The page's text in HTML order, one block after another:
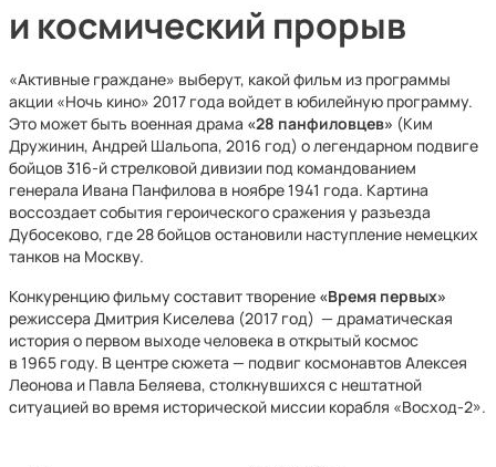
и космический прорыв
«Активные граждане» выберут, какой фильм из программы
акции «Ночь кино» 2017 года войдет в юбилейную программу.
Это может быть военная драма «28 панфиловцев» (Ким
Дружинин, Андрей Шальопа, 2016 год) о легендарном подвиге
бойцов 316-й стрелковой дивизии под командованием
генерала Ивана Панфилова в ноябре 1941 года. Картина
воссоздает события героического сражения у разъезда
Дубосеково, где 28 бойцов остановили наступление немецких
танков на Москву.
Конкуренцию фильму составит творение «Время первых»
режиссера Дмитрия Киселева (2017 год) — драматическая
история о первом выходе человека в открытый космос
в 1965 году. В центре сюжета — подвиг космонавтов Алексея
Леонова и Павла Беляева, столкнувшихся с нештатной
ситуацией во время исторической миссии корабля «Восход-2».